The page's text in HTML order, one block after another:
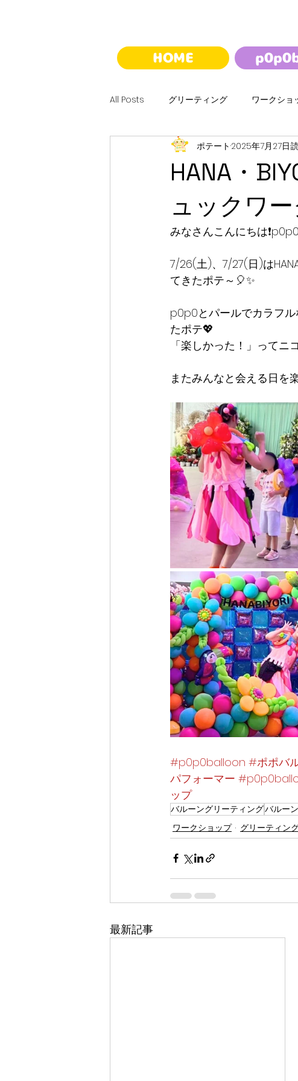
HOME
All Posts グリーティング ワークショ
ハロウィン クリスマス サマー
夢バルーンウォール
HANA・
ュックワ
ポテート 2025年7月27日
みなさんこんにちは
7/26(土)、7/27(日)は
てきたポテ～🎈✨
p0p0とパールでカラフ
たポテ💖
「楽しかった！」って
またみんなと会える日を
#p0p0balloon #ポポバ
パフォーマー
ップ
バルーングリーティングバルー
ワークショップ
グリーティン
最新記事